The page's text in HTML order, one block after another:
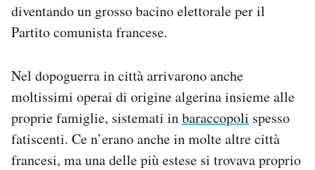
diventando un grosso bacino elettorale per il
Partito comunista francese.
Nel dopoguerra in città arrivarono anche
moltissimi operai di origine algerina insieme alle
proprie famiglie, sistemati inbaraccopoli spesso
fatiscenti. Ce n’erano anche in molte altre città
francesi, ma una delle più estese si trovava proprio